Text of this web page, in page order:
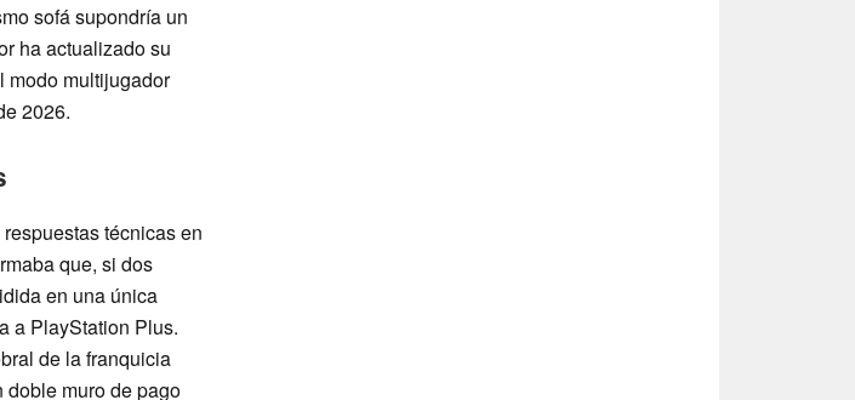
sofá supondría un
ha actualizado su
modo multijugador
2026.
técnicas en
que, si dos
en una única
a PlayStation Plus.
de la franquicia
doble muro de pago